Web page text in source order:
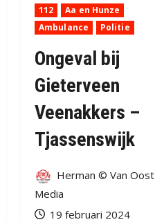
112
Aa en Hunze
Ambulance
Politie
Ongeval bij
Gieterveen
Veenakkers –
Tjassenswijk
Herman © Van Oost
Media
19 februari 2024